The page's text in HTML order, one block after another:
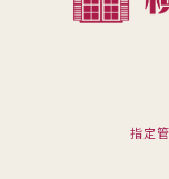
指定